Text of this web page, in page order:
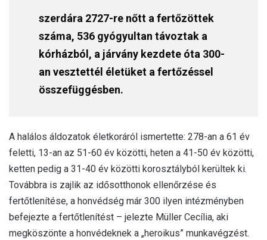
szerdára 2727-re nőtt a fertőzöttek
száma, 536 gyógyultan távoztak a
kórházból, a járvány kezdete óta 300-
an vesztettél életüket a fertőzéssel
összefüggésben.
A halálos áldozatok életkoráról ismertette: 278-an a 61 év
feletti, 13-an az 51-60 év közötti, heten a 41-50 év közötti,
ketten pedig a 31-40 év közötti korosztályból kerültek ki.
Továbbra is zajlik az idősotthonok ellenőrzése és
fertőtlenítése, a honvédség már 300 ilyen intézményben
befejezte a fertőtlenítést – jelezte Müller Cecília, aki
megköszönte a honvédeknek a „heroikus” munkavégzést.